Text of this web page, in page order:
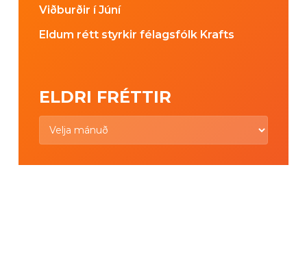
Viðburðir í Júní
Eldum rétt styrkir félagsfólk Krafts
ELDRI FRÉTTIR
Eldri
fréttir